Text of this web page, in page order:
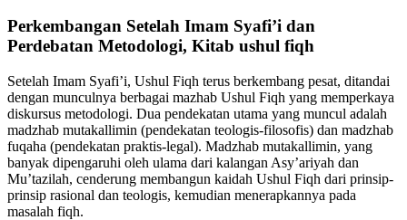
Perkembangan Setelah Imam Syafi’i dan
Perdebatan Metodologi, Kitab ushul fiqh
Setelah Imam Syafi’i, Ushul Fiqh terus berkembang pesat, ditandai
dengan munculnya berbagai mazhab Ushul Fiqh yang memperkaya
diskursus metodologi. Dua pendekatan utama yang muncul adalah
madzhab mutakallimin (pendekatan teologis-filosofis) dan madzhab
fuqaha (pendekatan praktis-legal). Madzhab mutakallimin, yang
banyak dipengaruhi oleh ulama dari kalangan Asy’ariyah dan
Mu’tazilah, cenderung membangun kaidah Ushul Fiqh dari prinsip-
prinsip rasional dan teologis, kemudian menerapkannya pada
masalah fiqh.